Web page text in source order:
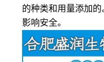
的种类和用量添加
影响安全。